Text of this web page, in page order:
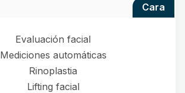
cara
Evaluación facial
Mediciones automáticas
Rinoplastia
Lifting facial